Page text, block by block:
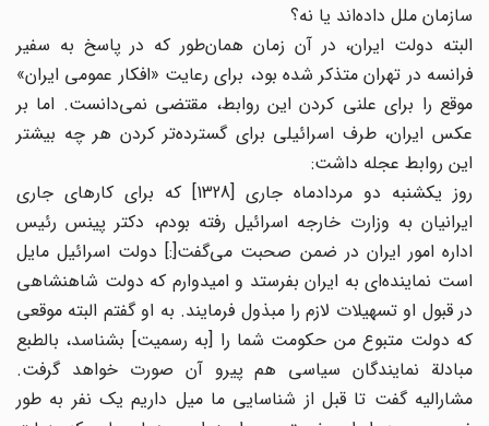
سازمان ملل داده‌اند یا نه؟
البته دولت ایران، در آن زمان همان‌طور که در پاسخ به سفیر
فرانسه در تهران متذکر شده بود، برای رعایت «افکار عمومی ایران»
موقع را برای علنی کردن این روابط، مقتضی نمی‌دانست. اما بر
عکس ایران، طرف اسرائیلی برای گسترده‌تر کردن هر چه بیشتر
این روابط عجله داشت:
روز یکشنبه دو مردادماه جاری [1328] که برای کارهای جاری
ایرانیان به وزارت خارجه اسرائیل رفته بودم، دکتر پینس رئیس
اداره امور ایران در ضمن صحبت می‌گفت[:] دولت اسرائیل مایل
است نماینده‌ای به ایران بفرستد و امیدوارم که دولت شاهنشاهی
در قبول او تسهیلات لازم را مبذول فرمایند. به او گفتم البته موقعی
که دولت متبوع من حکومت شما را [به رسمیت] بشناسد، بالطبع
مبادلة نمایندگان سیاسی هم پیرو آن صورت خواهد گرفت.
مشارالیه گفت تا قبل از شناسایی ما میل داریم یک نفر به طور